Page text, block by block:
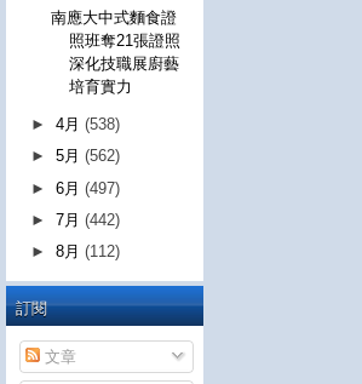
南應大中式麵食證
照班奪21張證照
深化技職展廚藝
培育實力
►4月(538)
►5月(562)
►6月(497)
►7月(442)
►8月(112)
訂閱
文章